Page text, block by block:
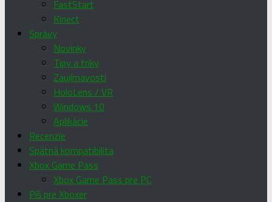
FastStart
Kinect
Správy
Novinky
Tipy a triky
Zaujímavosti
HoloLens / VR
Windows 10
Aplikácie
Recenzie
Spätná kompatibilita
Xbox Game Pass
Xbox Game Pass pre PC
Píš pre Xboxer